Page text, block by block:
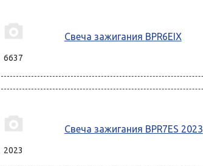
6637
Свеча зажигания BPR6EIX
2023
Свеча зажигания BPR7ES 2023